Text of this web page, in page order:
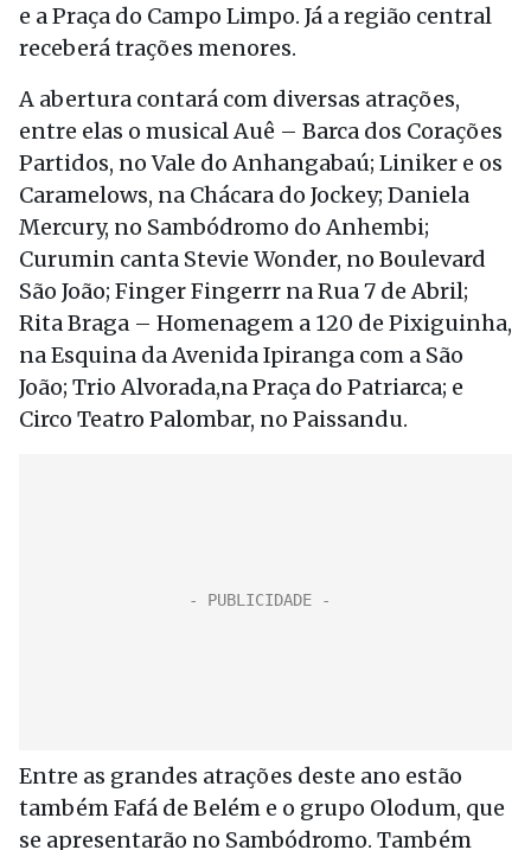
e a Praça do Campo Limpo. Já a região central
receberá trações menores.
A abertura contará com diversas atrações,
entre elas o musical Auê – Barca dos Corações
Partidos, no Vale do Anhangabaú; Liniker e os
Caramelows, na Chácara do Jockey; Daniela
Mercury, no Sambódromo do Anhembi;
Curumin canta Stevie Wonder, no Boulevard
São João; Finger Fingerrr na Rua 7 de Abril;
Rita Braga – Homenagem a 120 de Pixiguinha,
na Esquina da Avenida Ipiranga com a São
João; Trio Alvorada,na Praça do Patriarca; e
Circo Teatro Palombar, no Paissandu.
Entre as grandes atrações deste ano estão
também Fafá de Belém e o grupo Olodum, que
se apresentarão no Sambódromo. Também